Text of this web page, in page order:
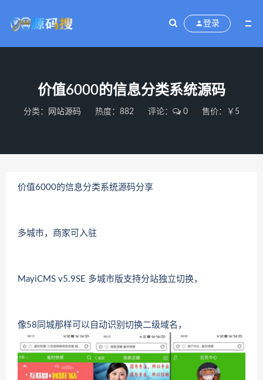
登录
价值6000的信息分类系统源码
分类： 网站源码 热度：882 评论： 0 售价：￥5
价值6000的信息分类系统源码分享
多城市，商家可入驻
MayiCMS v5.9SE 多城市版支持分站独立切换，
像58同城那样可以自动识别切换二级域名，